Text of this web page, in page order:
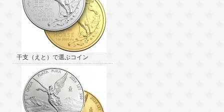
干支（えと）で選ぶコイン